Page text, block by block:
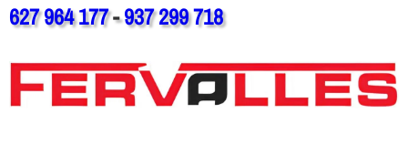
627 964 177-937 299 718